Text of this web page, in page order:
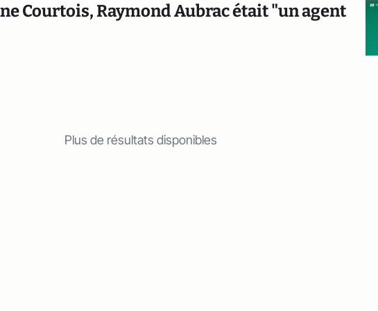
Courtois, Raymond Aubrac était "un agent
Plus de résultats disponibles